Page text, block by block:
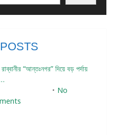
“আন্তঃনগর” দিয়ে বড় পর্দায়
No